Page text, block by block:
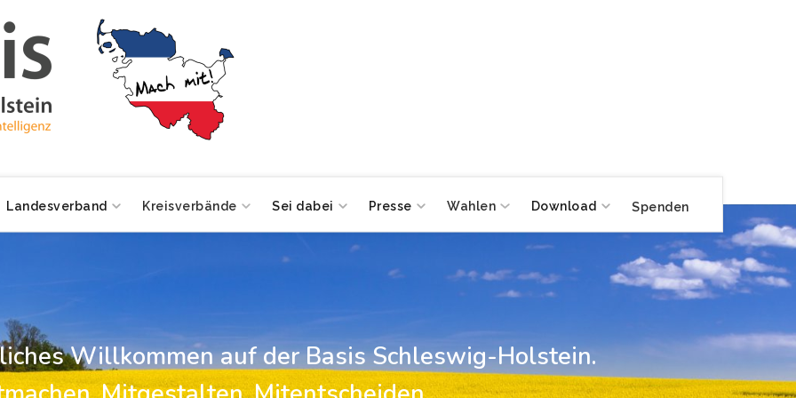
Landesverband Kreisverbände Sei dabei Presse Wahlen Download Spenden
Willkommen auf der Basis Schleswig-Holstein.